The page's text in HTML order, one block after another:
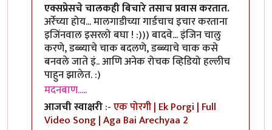
एक्सप्रेसचे चालकही बिचारे तसाच प्रवास करतात.
अर्रेच्या होय... मालगाडीच्या गार्डचाच इचार करताना
इजिंनवाल इसरलो बघा ! :))) बादवे... इंजिन चालु
करणे, डब्ब्याचे चाक बदलणे, डब्ब्याचे चाक कसे
बनवले जाते इं.. आणि अनेक रोचक व्हिडियो हल्लीच
पाहुन झालेत. :)
मदनबाण.....
आजची स्वाक्षरी:-एक पोरगी | Ek Porgi | Full
Video Song | Aga Bai Arechyaa 2